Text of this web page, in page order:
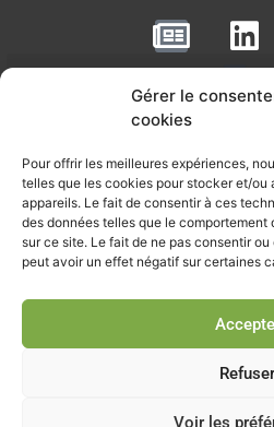
Gérer le
cookies
Pour offrir les meilleures expériences,
telles que les cookies pour stocker et/ou
appareils. Le fait de consentir à ces
des données telles que le comportement
sur ce site. Le fait de ne pas consentir
peut avoir un effet négatif sur certaines
Refuser
Voir les
N
e
w
s
p
a
p
e
L
i
n
e
d
i
n
RECEVOIR L'ACTU
rendez-vous importants de la
Je m'abonne à la
© Union professionnelle du